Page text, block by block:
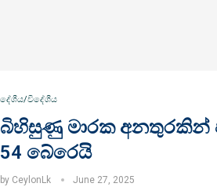
දේශීය/විදේශීය
බිහිසුණු මාරක අනතුරකින්
54 බේරෙයි
by CeylonLk June 27, 2025